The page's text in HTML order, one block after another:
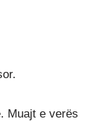
Muajt e verës